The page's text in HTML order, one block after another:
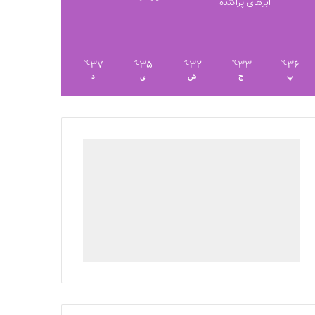
ابرهای پراکنده
36
℃
پ
33
℃
ج
32
℃
ش
35
℃
ی
37
℃
د